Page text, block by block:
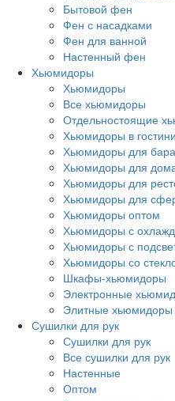
Бытовой фен
Фен с насадками
Фен для ванной
Настенный фен
Хьюмидоры
Хьюмидоры
Все хьюмидоры
Отдельностоящие
Хьюмидоры в
Хьюмидоры для бара
Хьюмидоры для
Хьюмидоры для
Хьюмидоры для
Хьюмидоры оптом
Хьюмидоры с
Хьюмидоры с
Хьюмидоры со
Шкафы-хьюмидоры
Электронные
Элитные хьюмидоры
Сушилки для рук
Сушилки для рук
Все сушилки для рук
Настенные
Оптом